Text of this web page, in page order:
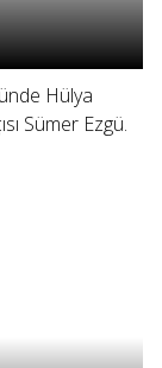
Hülya
Sümer Ezgü.